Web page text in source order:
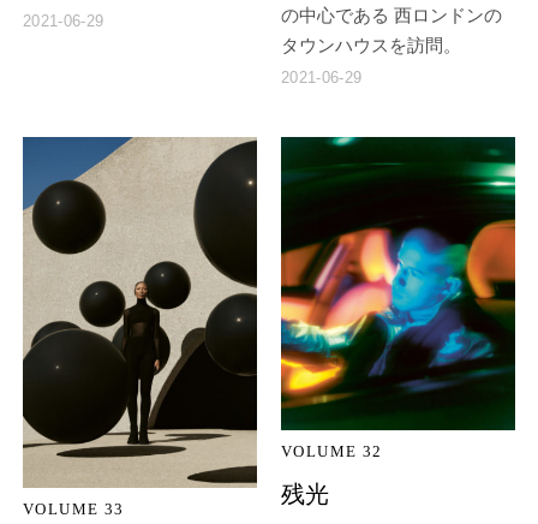
2021-06-29
の中心である 西ロンドンの
タウンハウスを訪問。
2021-06-29
VOLUME 33
VOLUME 32
残光